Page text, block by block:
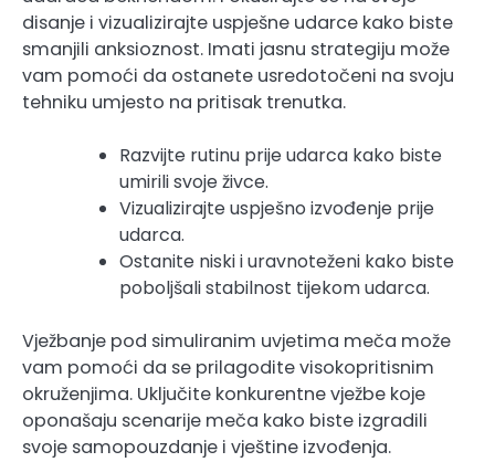
disanje i vizualizirajte uspješne udarce kako biste
smanjili anksioznost. Imati jasnu strategiju može
vam pomoći da ostanete usredotočeni na svoju
tehniku umjesto na pritisak trenutka.
Razvijte rutinu prije udarca kako biste
umirili svoje živce.
Vizualizirajte uspješno izvođenje prije
udarca.
Ostanite niski i uravnoteženi kako biste
poboljšali stabilnost tijekom udarca.
Vježbanje pod simuliranim uvjetima meča može
vam pomoći da se prilagodite visokopritisnim
okruženjima. Uključite konkurentne vježbe koje
oponašaju scenarije meča kako biste izgradili
svoje samopouzdanje i vještine izvođenja.